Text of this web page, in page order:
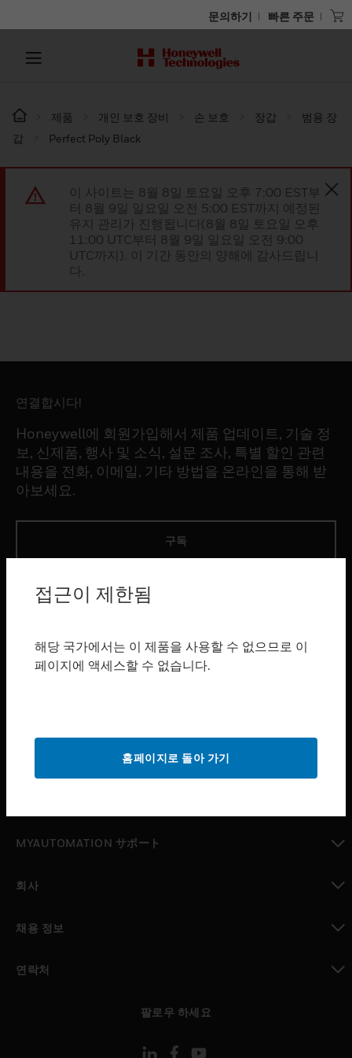
문의하기 빠른 주문
제품 개인 보호 장비 손 보호 장갑
범용 장
갑
Perfect Poly Black
이 사이트는 8월 8일 토요일 오후 7:00 EST부
터 8월 9일 일요일 오전 5:00 EST까지 예정된
유지 관리가 진행됩니다(8월 8일 토요일 오후
11:00 UTC부터 8월 9일 일요일 오전 9:00
UTC까지). 이 기간 동안의 양해에 감사드립니
다.
연결합시다!
Honeywell에 회원가입해서 제품 업데이트, 기술 정
보, 신제품, 행사 및 소식, 설문 조사, 특별 할인 관련
내용을 전화, 이메일, 기타 방법을 온라인을 통해 받
아보세요.
구독
제품
toggle view
서비스
MYAUTOMATION サポート
회사
채용 정보
연락처
팔로우 하세요
접근이 제한됨
해당 국가에서는 이 제품을 사용할 수 없으므로 이
페이지에 액세스할 수 없습니다.
홈페이지로 돌아 가기